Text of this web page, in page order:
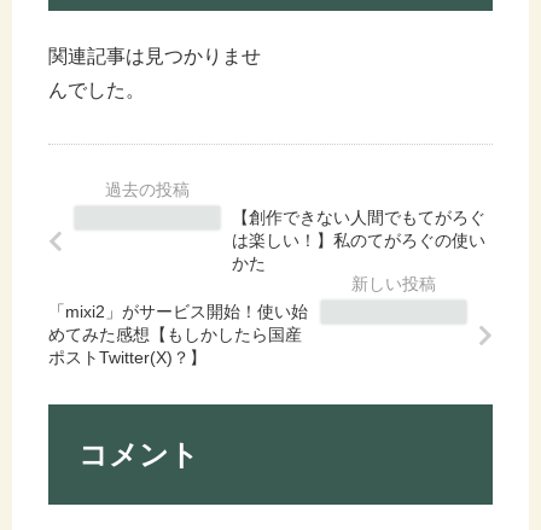
関連記事は見つかりませ
んでした。
【創作できない人間でもてがろぐ
は楽しい！】私のてがろぐの使い
かた
「mixi2」がサービス開始！使い始
めてみた感想【もしかしたら国産
ポストTwitter(X)？】
コメント